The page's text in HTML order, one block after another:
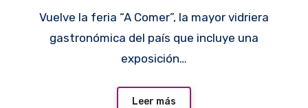
Vuelve la feria “A Comer”, la mayor vidriera
gastronómica del país que incluye una
exposición…
Leer más